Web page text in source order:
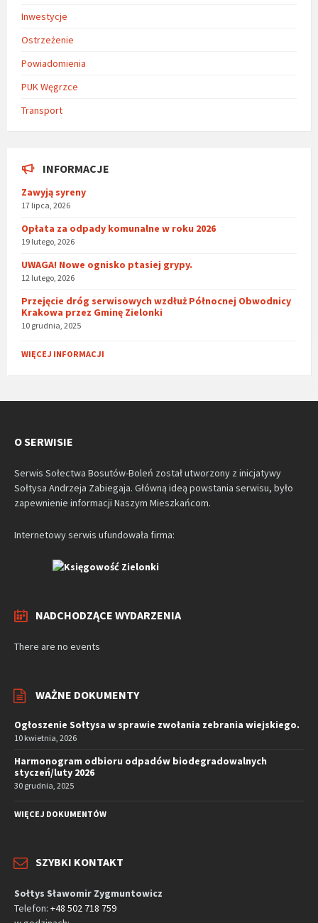
Inwestycje
Ostrzeżenie
Powiadomienia
PUK Węgrzce
Transport
INFORMACJE
Zawyją syreny
17 lipca, 2026
Opłata za odpady komunalne w roku 2026
19 lutego, 2026
UWAGA! Nowe ognisko ptasiej grypy.
12 lutego, 2026
Przejęcie dróg serwisowych wzdłuż Północnej Obwodnicy
Krakowa przez Gminę Zielonki
10 grudnia, 2025
WIĘCEJ INFORMACJI
O SERWISIE
Serwis Sołectwa Bosutów-Boleń został utworzony z inicjatywy
Sołtysa Andrzeja Zabiegaja. Główną ideą powstania serwisu, było
zapewnienie informacji Naszym Mieszkańcom.
Internetowy serwis ufundowała firma:
NADCHODZĄCE WYDARZENIA
There are no events
WAŻNE DOKUMENTY
Ogłoszenie Sołtysa w sprawie zwołania zebrania wiejskiego.
10 kwietnia, 2026
Harmonogram odbioru odpadów biodegradowalnych
styczeń/luty 2026
30 grudnia, 2025
WIĘCEJ DOKUMENTÓW
SZYBKI KONTAKT
Sołtys Sławomir Zygmuntowicz
Telefon: +48 502 718 759